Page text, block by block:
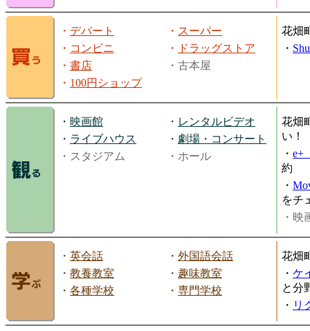
・ デパート ・ スーパー
・ コンビニ ・
ドラッグストア
・ 書店
・古本屋
・ 100円ショップ
花畑
・
・ 映画館 ・ レンタルビデオ
・ ライブハウス ・ 劇場・コンサート
・スタジアム
・ホール
花畑
い！
・ e+
約
・
をチ
・映
・ 英会話 ・ 外国語会話
・ 教養教室 ・ 趣味教室
・ 各種学校 ・ 専門学校
花畑
・ ケ
と分
・ リ